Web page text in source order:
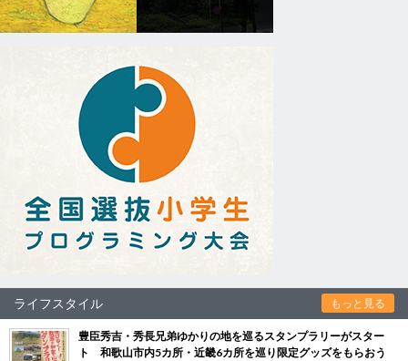
ライフスタイル もっと見る
豊臣秀吉・秀長兄弟ゆかりの地を巡るスタンプラリーがスター
ト 和歌山市内5カ所・近畿6カ所を巡り限定グッズをもらおう